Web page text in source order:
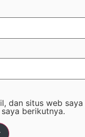
dan situs web
berikutnya.